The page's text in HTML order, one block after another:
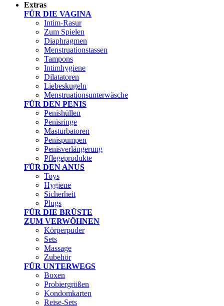
Extras
FÜR DIE VAGINA
Intim-Rasur
Zum Spielen
Diaphragmen
Menstruationstassen
Tampons
Intimhygiene
Dilatatoren
Liebeskugeln
Menstruationsunterwäsche
FÜR DEN PENIS
Penishüllen
Penisringe
Masturbatoren
Penispumpen
Penisverlängerung
Pflegeprodukte
FÜR DEN ANUS
Toys
Hygiene
Sicherheit
Plugs
FÜR DIE BRÜSTE
ZUM VERWÖHNEN
Körperpuder
Sets
Massage
Zubehör
FÜR UNTERWEGS
Boxen
Probiergrößen
Kondomkarten
Reise-Sets